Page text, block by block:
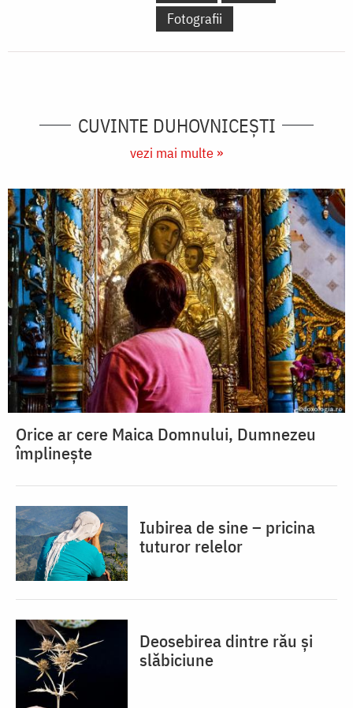
Fotografii
CUVINTE DUHOVNICEȘTI
vezi mai multe »
Orice ar cere Maica Domnului, Dumnezeu
împlinește
Iubirea de sine – pricina
tuturor relelor
Deosebirea dintre rău și
slăbiciune